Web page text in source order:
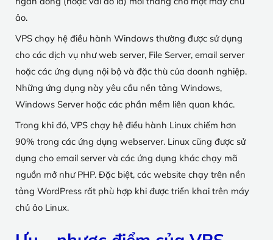
ảo.
VPS chạy hệ điều hành Windows thường được sử dụng
cho các dịch vụ như web server, File Server, email server
hoặc các ứng dụng nội bộ và đặc thù của doanh nghiệp.
Những ứng dụng này yêu cầu nền tảng Windows,
Windows Server hoặc các phần mềm liên quan khác.
Trong khi đó, VPS chạy hệ điều hành Linux chiếm hơn
90% trong các ứng dụng webserver. Linux cũng được sử
dụng cho email server và các ứng dụng khác chạy mã
nguồn mở như PHP. Đặc biệt, các website chạy trên nền
tảng WordPress rất phù hợp khi được triển khai trên máy
chủ ảo Linux.